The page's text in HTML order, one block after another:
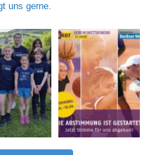
uns gerne.